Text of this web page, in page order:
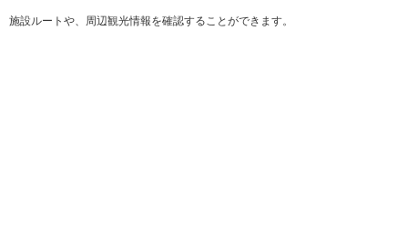
施設ルートや、周辺観光情報を確認することができます。